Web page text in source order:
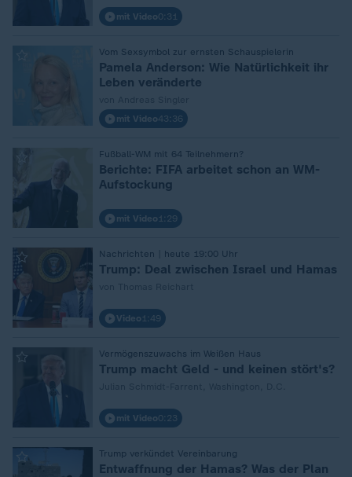
mit Video0:31
Vom Sexsymbol zur ernsten Schauspielerin
Pamela Anderson: Wie Natürlichkeit ihr
Leben veränderte
mit Video43:36
Fußball-WM mit 64 Teilnehmern?
:
Berichte: FIFA arbeitet schon an WM-
Aufstockung
mit Video 1:29
Nachrichten | heute 19:00 Uhr
: Trump: Deal zwischen Israel und Hamas
Video 1:49
Vermögenszuwachs im Weißen Haus
: Trump macht Geld - und keinen stört's?
mit Video0:23
Trump verkündet Vereinbarung
:
Entwaffnung der Hamas? Was der Plan